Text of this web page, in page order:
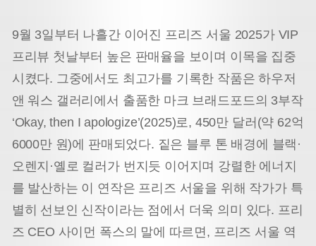
9월 3일부터 나흘간 이어진 프리즈 서울 2025가 VIP
프리뷰 첫날부터 높은 판매율을 보이며 이목을 집중
시켰다. 그중에서도 최고가를 기록한 작품은 하우저
앤 워스 갤러리에서 출품한 마크 브래드포드의 3부작
‘Okay, then I apologize’(2025)로, 450만 달러(약 62억
6000만 원)에 판매되었다. 짙은 블루 톤 배경에 블랙·
오렌지·옐로 컬러가 번지듯 이어지며 강렬한 에너지
를 발산하는 이 연작은 프리즈 서울을 위해 작가가 특
별히 선보인 신작이라는 점에서 더욱 의미 있다. 프리
즈 CEO 사이먼 폭스의 말에 따르면, 프리즈 서울 역